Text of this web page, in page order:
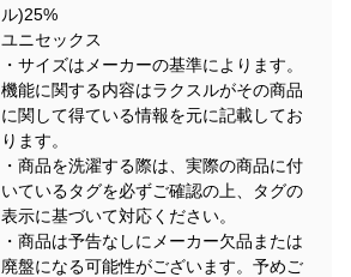
ル)25%
ユニセックス
・サイズはメーカーの基準によります。
機能に関する内容はラクスルがその商品
に関して得ている情報を元に記載してお
ります。
・商品を洗濯する際は、実際の商品に付
いているタグを必ずご確認の上、タグの
表示に基づいて対応ください。
・商品は予告なしにメーカー欠品または
廃盤になる可能性がございます。予めご